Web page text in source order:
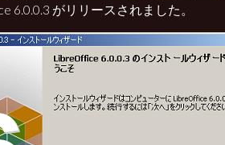
6.0.0.3 がリリースされました。